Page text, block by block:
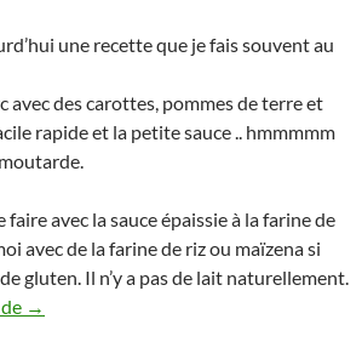
une recette que je fais souvent au
avec des carottes, pommes de terre et
rapide et la petite sauce .. hmmmmm
avec la sauce épaissie à la farine de
avec de la farine de riz ou maïzena si
gluten. Il n’y a pas de lait naturellement.
Sauté de porc et ses légumes sauce
→